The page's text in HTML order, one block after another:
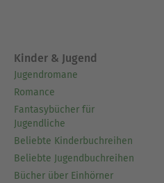
Kinder & Jugend
Jugendromane
Romance
Fantasybücher für
Jugendliche
Beliebte Kinderbuchreihen
Beliebte Jugendbuchreihen
Bücher über Einhörner